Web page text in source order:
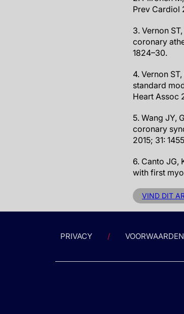
Prev Cardiol
3. Vernon
coronary
1824–30.
4. Vernon
standard
Heart Assoc
5. Wang JY,
coronary
2015; 31:
6. Canto JG,
with first
VIND DIT
PRIVACY VOORWAARDEN